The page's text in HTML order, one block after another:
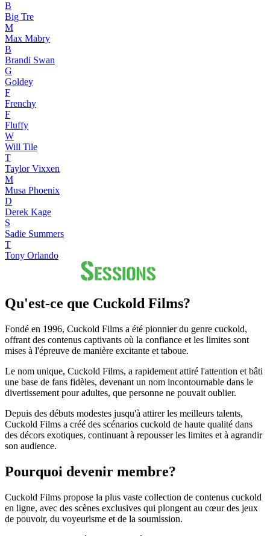
B
Big Tre
M
Max Mabry
B
Brandi Swan
G
Goldey
F
Frenchy
F
Fluffy
W
Will Tile
T
Taylor Vixxen
M
Musa Phoenix
D
Derek Kage
S
Sadie Summers
T
Tony Orlando
Qu'est-ce que Cuckold Films?
Fondé en 1996, Cuckold Films a été pionnier du genre cuckold,
offrant des contenus captivants où la confiance et les limites sont
mises à l'épreuve de manière excitante et taboue.
Le nom unique, Cuckold Films, a rapidement attiré l'attention et bâti
une base de fans fidèles, devenant un nom incontournable dans le
divertissement pour adultes, que personne ne pouvait oublier.
Depuis des débuts modestes jusqu'à attirer les meilleurs talents,
Cuckold Films a créé des scénarios cuckold de haute qualité dans
des décors exotiques, continuant à repousser les limites et à agrandir
son audience.
Pourquoi devenir membre?
Cuckold Films propose la plus vaste collection de contenus cuckold
en ligne, avec des scènes exclusives qui plongent au cœur des jeux
de pouvoir, du voyeurisme et de la soumission.